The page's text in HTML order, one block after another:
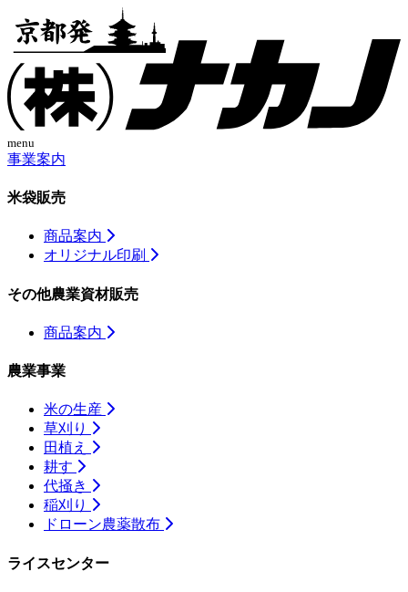
menu
事業案内
米袋販売
商品案内
オリジナル印刷
その他農業資材販売
商品案内
農業事業
米の生産
草刈り
田植え
耕す
代掻き
稲刈り
ドローン農薬散布
ライスセンター